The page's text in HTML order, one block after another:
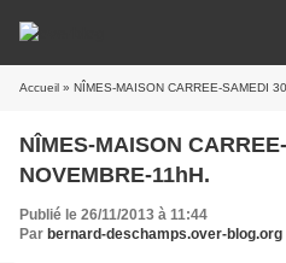
Accueil » NÎMES-MAISON CARREE-SAMEDI
NÎMES-MAISON
NOVEMBRE-11hH.
Publié le 26/11/2013 à 11:44
Par bernard-deschamps.over-blog.org